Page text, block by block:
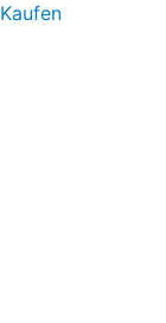
Kaufen